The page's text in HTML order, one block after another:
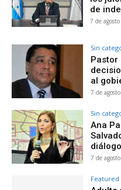
de
7 de
Sin
Pastor
al
7 de
Sin
Ana
7 de
Featured